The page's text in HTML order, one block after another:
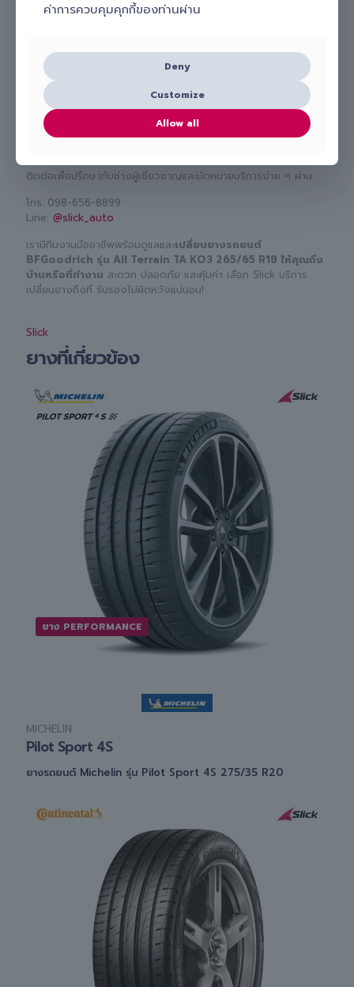
สนใจเปลี่ยนยางรถยนต์ BFGoodrich รุ่น All Terrain
TA KO3 265/65 R18 กับ Slick ทำอย่างไร?
ติดต่อเพื่อปรึกษากับช่างผู้เชี่ยวชาญและนัดหมายบริการง่าย ๆ ผ่าน
โทร. 098-656-8899
Line: @slick_auto
เรามีทีมงานมืออาชีพพร้อมดูแลและเปลี่ยนยางรถยนต์
BFGoodrich รุ่น All Terrain TA KO3 265/65 R18 ให้คุณถึง
บ้านหรือที่ทำงาน สะดวก ปลอดภัย และคุ้มค่า เลือก Slick บริการ
เปลี่ยนยางถึงที่ รับรองไม่ผิดหวังแน่นอน!
Slick
ยางที่เกี่ยวข้อง
ยาง PERFORMANCE
MICHELIN
Pilot Sport 4S
ยางรถยนต์ Michelin รุ่น Pilot Sport 4S 275/35 R20
ค่าการควบคุมคุกกี้ของท่านผ่าน
Deny
Customize
Allow all